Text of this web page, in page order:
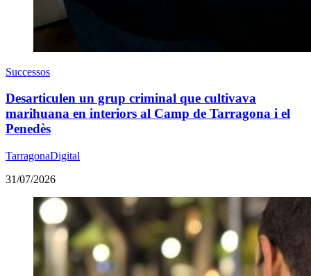
Successos
Desarticulen un grup criminal que cultivava
marihuana en interiors al Camp de Tarragona i el
Penedès
TarragonaDigital
31/07/2026